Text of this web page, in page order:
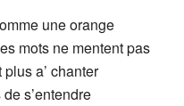
une orange
mots ne mentent pas
a’ chanter
s’entendre